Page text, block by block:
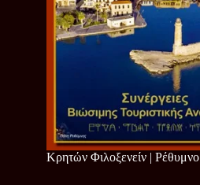
Κρητών Φιλοξενείν | Ρέθυμνο